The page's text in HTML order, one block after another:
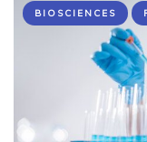
BIOSCIENCES